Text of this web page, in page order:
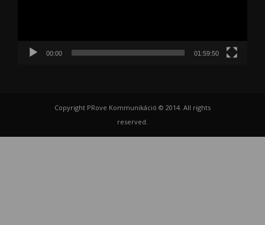
00:00 01:59:50
Copyright PRove Kommunikáció © 2014. All rights
reserved.